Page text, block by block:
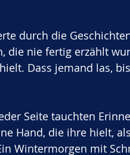
durch die
die nie fertig erzählt
Dass jemand las,
Seite tauchten
Hand, die ihre hielt,
Wintermorgen mit